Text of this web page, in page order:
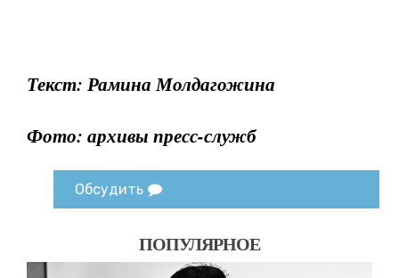
Текст: Рамина Молдагожина
Фото: архивы пресс-служб
Обсудить
ПОПУЛЯРНОЕ